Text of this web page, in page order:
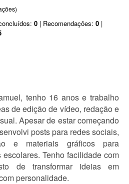
0 | Recomendações: 0 |
tenho 16 anos e trabalho
de edição de vídeo, redação e
Apesar de estar começando
posts para redes sociais,
e materiais gráficos para
Tenho facilidade com
de transformar ideias em
personalidade.